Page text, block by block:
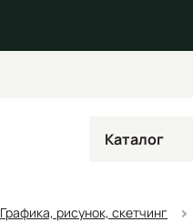
Каталог
Графика, рисунок, скетчинг